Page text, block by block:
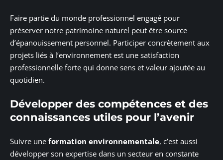
Faire partie du monde professionnel engagé pour
préserver notre patrimoine naturel peut être source
d’épanouissement personnel. Participer concrètement aux
projets liés à l’environnement est une satisfaction
professionnelle forte qui donne sens et valeur ajoutée au
quotidien.
Développer des compétences et des
connaissances utiles pour l’avenir
Suivre une formation environnementale, c’est aussi
développer son expertise dans un secteur en constante